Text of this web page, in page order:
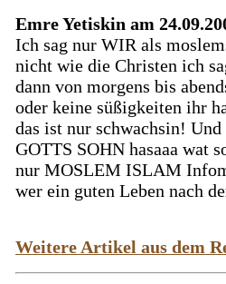
Emre Yetiskin am
Ich sag nur WIR als
nicht wie die Christen ich
dann von morgens bis
oder keine süßigkeiten ihr
das ist nur schwachsin!
GOTTS SOHN hasaaa wat
nur MOSLEM ISLAM
wer ein guten Leben nach
Weitere Artikel aus dem